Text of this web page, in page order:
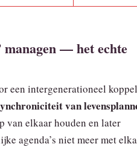
managen — het echte
een intergenerationeel
van
van elkaar houden en later
agenda’s niet meer met